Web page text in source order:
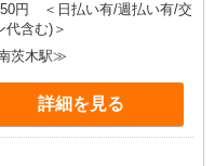
円 ＜日払い有/週払い有/交
代含む)＞
茨木駅≫
詳細を見る